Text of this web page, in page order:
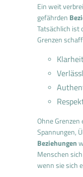
Ein weit
gefährden
Tatsächlich ist
Grenzen
Ohne
Spannungen,
Beziehungen
Menschen
wenn sie sich